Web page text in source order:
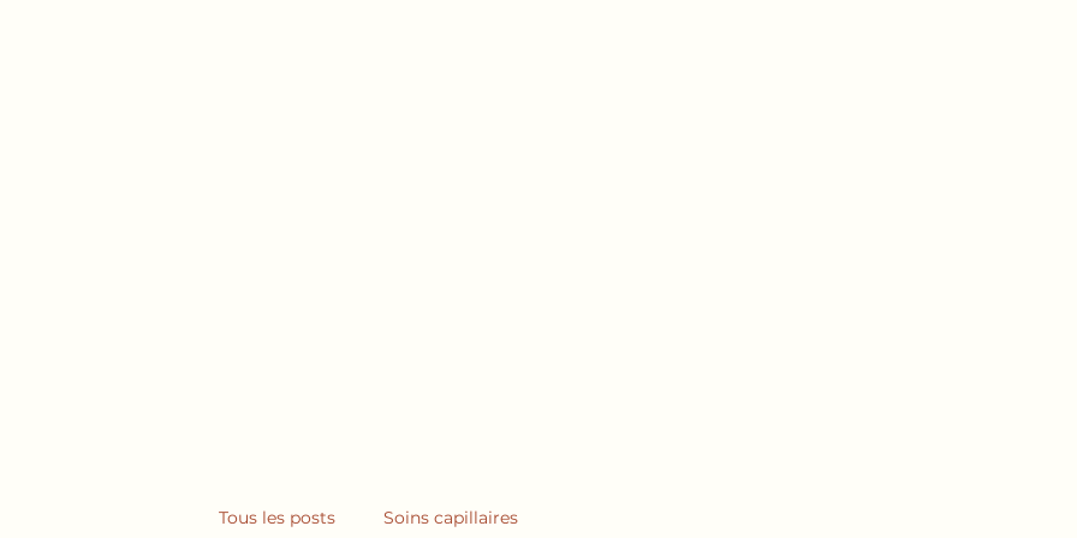
Tous les posts Soins capillaires